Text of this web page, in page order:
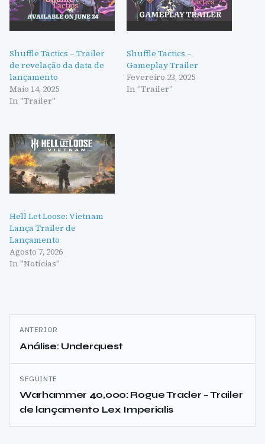
Shuffle Tactics – Trailer
de revelação da data de
lançamento
Maio 14, 2025
In "Trailer"
Shuffle Tactics –
Gameplay Trailer
Fevereiro 23, 2025
In "Trailer"
Hell Let Loose: Vietnam
Lança Trailer de
Lançamento
Agosto 7, 2026
In "Notícias"
Navegação
de
artigos
ANTERIOR
Análise: Underquest
SEGUINTE
Warhammer 40,000: Rogue Trader – Trailer
de lançamento Lex Imperialis